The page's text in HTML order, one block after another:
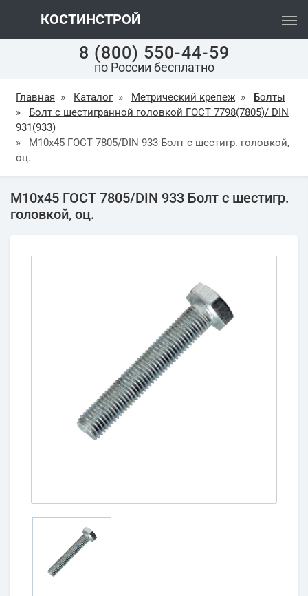
КОСТИНСТРОЙ
8 (800) 550-44-59
по России бесплатно
Главная » Каталог » Метрический крепеж »
Болты
»
Болт с шестигранной головкой ГОСТ 7798(7805)/ DIN
931(933)
»
М10х45 ГОСТ 7805/DIN 933 Болт с шестигр. головкой,
оц.
М10х45 ГОСТ 7805/DIN 933 Болт с шестигр.
головкой, оц.